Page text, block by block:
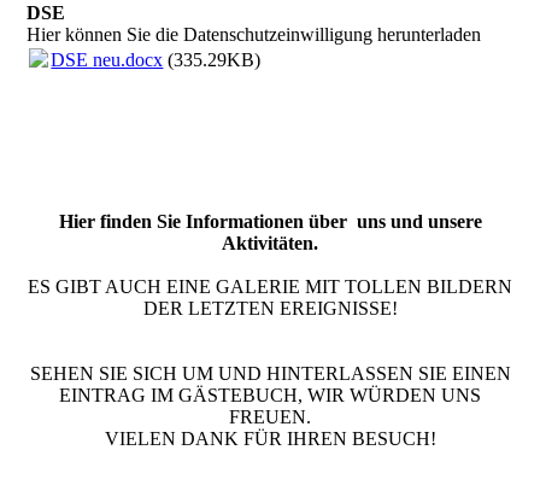
DSE
Hier können Sie die Datenschutzeinwilligung herunterladen
DSE neu.docx (335.29KB)
Hier finden Sie Informationen über uns und unsere
Aktivitäten.
ES GIBT AUCH EINE GALERIE MIT TOLLEN BILDERN
DER LETZTEN EREIGNISSE!
SEHEN SIE SICH UM UND HINTERLASSEN SIE EINEN
EINTRAG IM GÄSTEBUCH, WIR WÜRDEN UNS
FREUEN.
VIELEN DANK FÜR IHREN BESUCH!